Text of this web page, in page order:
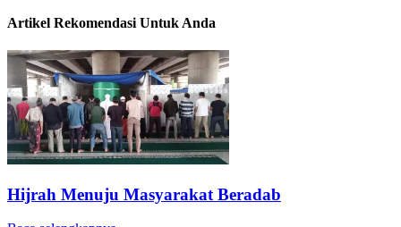
Artikel Rekomendasi Untuk Anda
Hijrah Menuju Masyarakat Beradab